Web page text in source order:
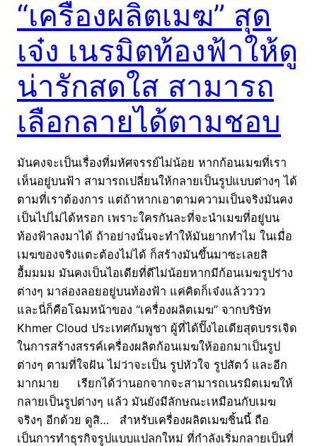
“เครื่องผลิตเมฆ” สุด
เจ๋ง เนรมิตท้องฟ้าให้ดู
น่ารักสดใส สามารถ
เลือกลายได้ตามชอบ
มันคงจะเป็นเรื่องที่มหัศจรรย์ไม่น้อย หากก้อนเมฆที่เรา
เห็นอยู่บนฟ้า สามารถเปลี่ยนให้กลายเป็นรูปแบบต่างๆ ได้
ตามที่เราต้องการ แต่ถ้าหากเอาตามความเป็นจริงมันคง
เป็นไปไม่ได้หรอก เพราะใครกันละที่จะนำเมฆที่อยู่บน
ท้องฟ้าลงมาได้ ถ้าอย่างนั้นจะทำให้มันยากทำไม ในเมื่อ
เมฆของจริงแตะต้องไม่ได้ ก็สร้างมันขึ้นมาซะเลยสิ
อื้มมมม มันคงเป็นไอเดียที่ดีไม่น้อยหากมีก้อนเมฆรูปร่าง
ต่างๆ มาล่องลอยอยู่บนท้องฟ้า แค่คิดก็เจ๋งแล้วววว
และนี่ก็คือโฉมหน้าของ “เครื่องผลิตเมฆ” จากบริษัท
Khmer Cloud ประเทศกัมพูชา ผู้ที่ได้ปิ๊งไอเดียสุดบรรเจิด
ในการสร้างสรรค์เครื่องผลิตก้อนเมฆให้ออกมาเป็นรูป
ต่างๆ ตามที่ใจฝัน ไม่ว่าจะเป็น รูปหัวใจ รูปสัตว์ และอีก
มากมาย เรียกได้ว่านอกจากจะสามารถเนรมิตเมฆให้
กลายเป็นรูปต่างๆ แล้ว มันยังมีลักษณะเหมือนกับเมฆ
จริงๆ อีกด้วย ดูสิ… สำหรับเครื่องผลิตเมฆชิ้นนี้ ถือ
เป็นการทำธุรกิจรูปแบบแปลกใหม่ ที่กำลังเริ่มกลายเป็นที่